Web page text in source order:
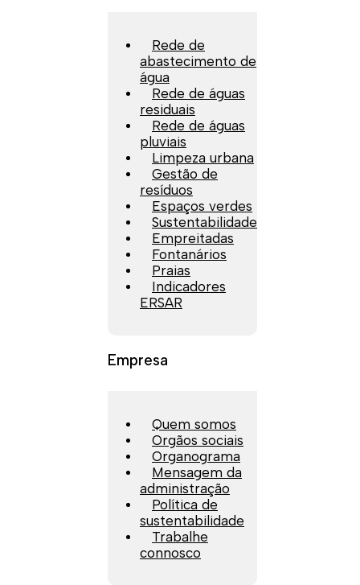
Rede de
abastecimento de
água
Rede de águas
residuais
Rede de águas
pluviais
Limpeza urbana
Gestão de
resíduos
Espaços verdes
Sustentabilidade
Empreitadas
Fontanários
Praias
Indicadores
ERSAR
Empresa
Quem somos
Orgãos sociais
Organograma
Mensagem da
administração
Política de
sustentabilidade
Trabalhe
connosco